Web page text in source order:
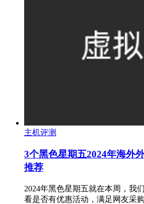
主机评测
3个黑色星期五2024年海外
推荐
2024年黑色星期五就在本周，我
看是否有优惠活动，满足网友采